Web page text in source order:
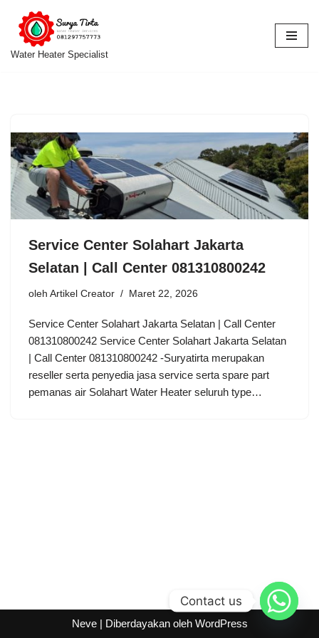
Lompat
ke
Water Heater Specialist
Service Center Solahart Jakarta
Selatan | Call Center 081310800242
oleh Artikel Creator Maret 22, 2026
Service Center Solahart Jakarta Selatan | Call Center
081310800242 Service Center Solahart Jakarta Selatan
| Call Center 081310800242 -Suryatirta merupakan
reseller serta penyedia jasa service serta spare part
pemanas air Solahart Water Heater seluruh type…
Neve| Diberdayakan oleh WordPress
Contact us